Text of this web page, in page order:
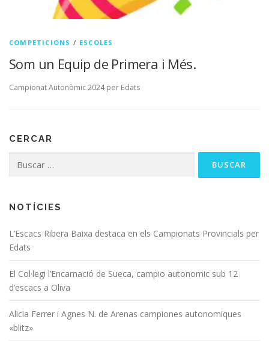
COMPETICIONS / ESCOLES
Som un Equip de Primera i Més.
Campionat Autonòmic 2024 per Edats
CERCAR
NOTÍCIES
L’Escacs Ribera Baixa destaca en els Campionats Provincials per
Edats
El Col·legi l’Encarnació de Sueca, campio autonomic sub 12
d’escacs a Oliva
Alicia Ferrer i Agnes N. de Arenas campiones autonomiques
«blitz»